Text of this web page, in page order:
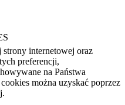
strony internetowej oraz
preferencji,
na Państwa
można uzyskać poprzez